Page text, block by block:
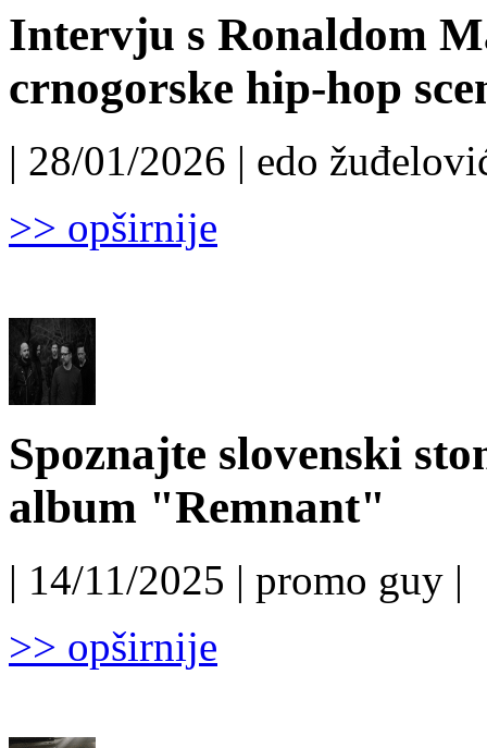
Intervju s Ronaldom
crnogorske hip-hop
| 28/01/2026 | edo
>> opširnije
Spoznajte slovenski
album "Remnant"
| 14/11/2025 | promo guy |
>> opširnije